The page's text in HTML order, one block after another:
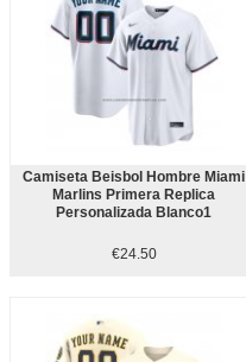
Camiseta Beisbol Hombre Miami
Marlins Primera Replica
Personalizada Blanco1
€24.50